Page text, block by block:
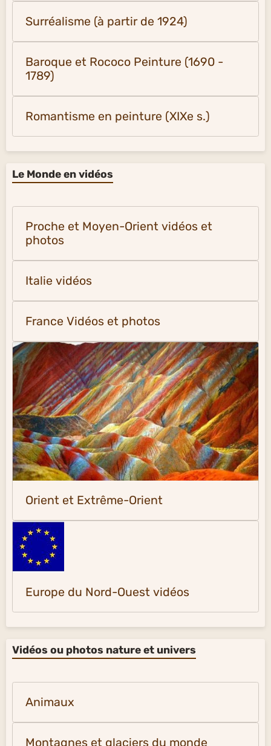
Surréalisme (à partir de 1924)
Baroque et Rococo Peinture (1690 -
1789)
Romantisme en peinture (XIXe s.)
Le Monde en vidéos
Proche et Moyen-Orient vidéos et
photos
Italie vidéos
France Vidéos et photos
Orient et Extrême-Orient
Europe du Nord-Ouest vidéos
Vidéos ou photos nature et univers
Animaux
Montagnes et glaciers du monde